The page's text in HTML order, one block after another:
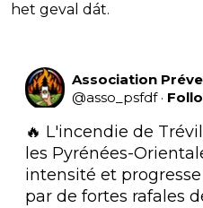
het geval dát.
@asso_psfdf ·
🔥 L'incendie de
les Pyrénées-
intensité et
par de fortes rafales